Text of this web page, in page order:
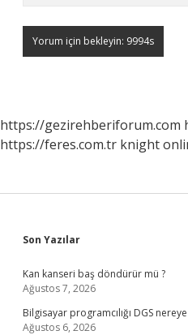
https://gezirehberiforum.com
https://feres.com.tr knight
Sidebar
Son Yazılar
Kan kanseri baş döndürür mü ?
Ağustos 7, 2026
Bilgisayar programcılığı DGS
Ağustos 6, 2026